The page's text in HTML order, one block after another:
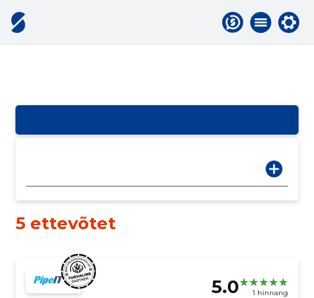
5 ettevõtet
5.0 1 hinnang